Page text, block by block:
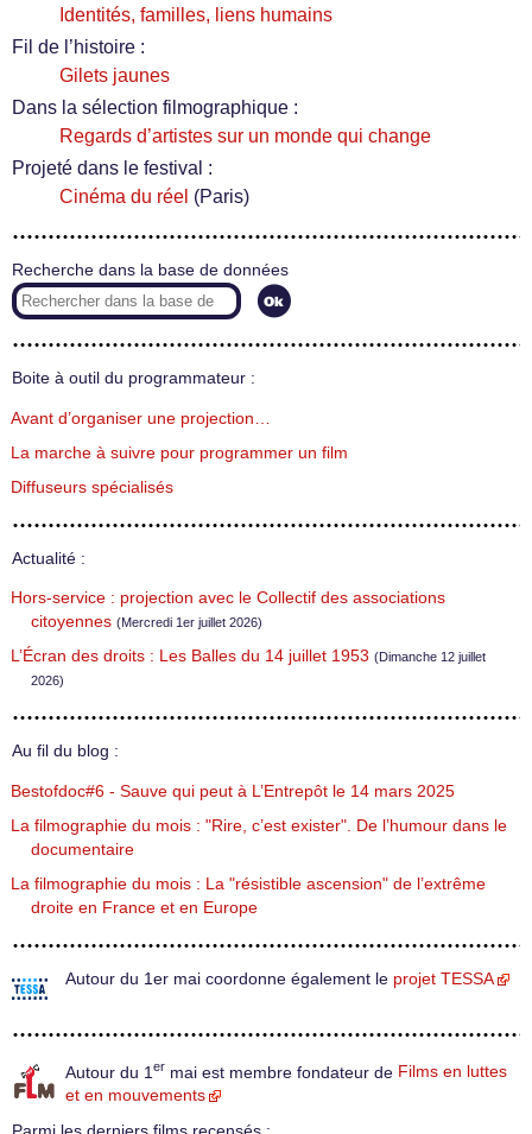
Identités, familles, liens humains
Fil de l’histoire :
Gilets jaunes
Dans la sélection filmographique :
Regards d’artistes sur un monde qui change
Projeté dans le festival :
Cinéma du réel (Paris)
Recherche dans la base de données
Boite à outil du programmateur :
Avant d’organiser une projection…
La marche à suivre pour programmer un film
Diffuseurs spécialisés
Actualité :
Hors-service : projection avec le Collectif des associations
citoyennes (Mercredi 1er juillet 2026)
L’Écran des droits : Les Balles du 14 juillet 1953 (Dimanche 12 juillet
2026)
Au fil du blog :
Bestofdoc#6 - Sauve qui peut à L’Entrepôt le 14 mars 2025
La filmographie du mois : "Rire, c’est exister". De l’humour dans le
documentaire
La filmographie du mois : La "résistible ascension" de l’extrême
droite en France et en Europe
Autour du 1er mai coordonne également le projet TESSA
Autour du 1 er mai est membre fondateur de Films en luttes
et en mouvements